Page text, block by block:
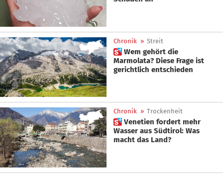
Chronik » Streit
 Wem gehört die
Marmolata? Diese Frage ist
gerichtlich entschieden
Chronik » Trockenheit
 Venetien fordert mehr
Wasser aus Südtirol: Was
macht das Land?